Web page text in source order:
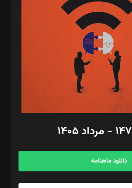
رجبی، زهرا فکرانه، فائزه فتحی
مانی لطفی زاده
ثابت
کاظمی‌نیا
دانلود ماهنامه